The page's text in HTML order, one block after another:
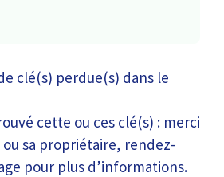
clé(s) perdue(s) dans le
cette ou ces clé(s) : merci
sa propriétaire, rendez-
pour plus d’informations.